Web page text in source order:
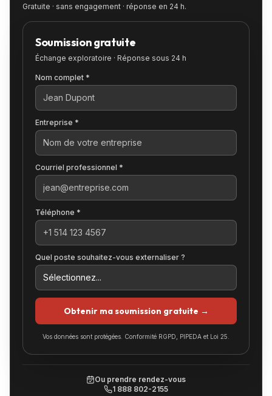
Gratuite · sans engagement · réponse en 24 h.
Soumission gratuite
Échange exploratoire · Réponse sous 24 h
Nom complet *
Entreprise *
Courriel professionnel *
Téléphone *
Quel poste souhaitez-vous externaliser ?
Obtenir ma soumission gratuite →
Vos données sont protégées. Conformité RGPD, PIPEDA et Loi 25.
Ou prendre rendez-vous
1 888 802-2155